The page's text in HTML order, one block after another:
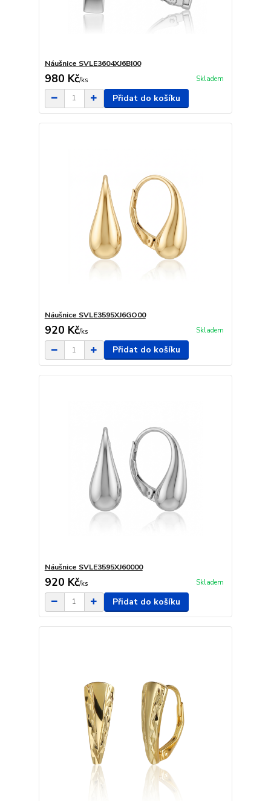
Náušnice SVLE3604XJ6BI00
980 Kč/ks Skladem
Přidat do košíku
Náušnice SVLE3595XJ6GO00
920 Kč/ks Skladem
Přidat do košíku
Náušnice SVLE3595XJ60000
920 Kč/ks Skladem
Přidat do košíku